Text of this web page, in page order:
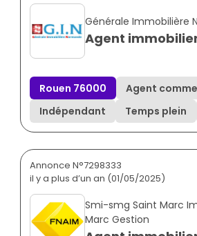
Générale Immobilière
Agent
Rouen 76000
Agent
Indépendant
Temps plein
Annonce N°7298333
il y a plus d’un an (01/05/2025)
Smi-smg Saint Marc
Marc Gestion